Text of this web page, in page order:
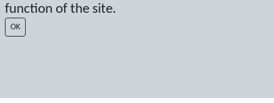
function of the site.
OK